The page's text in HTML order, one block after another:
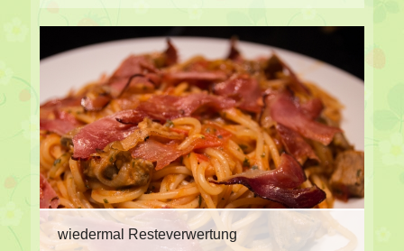
wiedermal Resteverwertung